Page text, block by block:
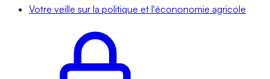
Votre veille sur la politique et l'écononomie agricole